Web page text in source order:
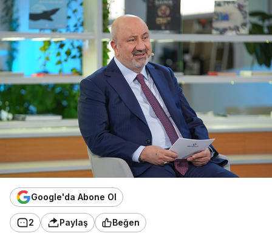
Google'da Abone Ol
2 Paylaş Beğen